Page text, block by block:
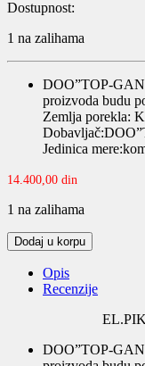
Dostupnost:
1 na zalihama
DOO”TOP-
proizvoda budu
Zemlja porekla:
Jedinica
14.400,00 din
1 na zalihama
EL.PIKADO
APARAT
LITE
Dodaj u korpu
Opis
Recenzije
DOO”TOP-